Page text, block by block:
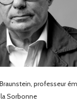
professeur
Sorbonne